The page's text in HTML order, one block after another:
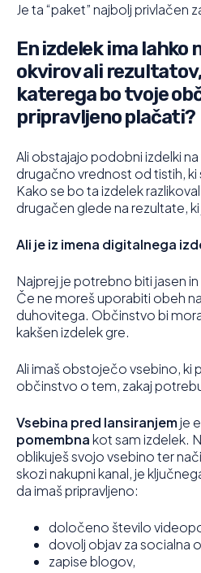
Je ta “paket” najbolj privlačen
En izdelek ima lahko
okvirov ali
katerega bo tvoje
pripravljeno plačati?
Ali obstajajo podobni izdelki
drugačno vrednost od tistih, ki
Kako se bo ta izdelek
drugačen glede na rezultate, ki
Ali je iz imena digitalnega
Najprej je potrebno biti jasen
Če ne moreš uporabiti obeh
duhovitega. Občinstvo bi
kakšen izdelek gre.
Ali imaš obstoječo vsebino, ki
občinstvo o tem, zakaj
Vsebina pred lansiranjemje
pomembnakot sam izdelek.
oblikuješ svojo vsebino ter
skozi nakupni kanal, je
da imaš pripravljeno:
določeno število
dovolj objav za socialna
zapise blogov,